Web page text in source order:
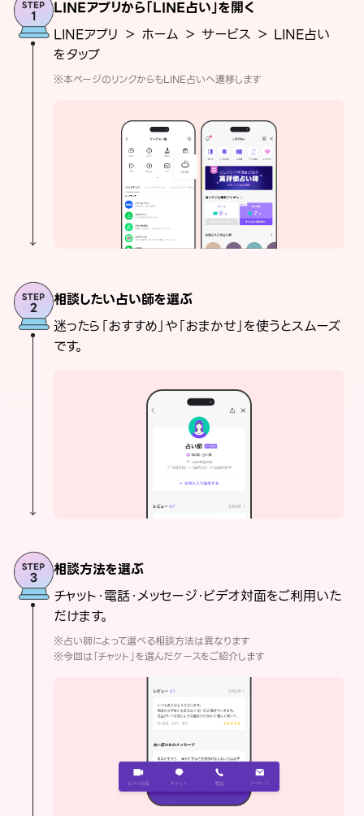
LINEアプリから「LINE占い」を開く
LINEアプリ ＞ ホーム ＞ サービス ＞ LINE占い
をタップ
※本ページのリンクからもLINE占いへ遷移します
相談したい占い師を選ぶ
迷ったら「おすすめ」や「おまかせ」を使うとスムーズ
です。
相談方法を選ぶ
チャット・電話・メッセージ・ビデオ対面をご利用いた
だけます。
※占い師によって選べる相談方法は異なります
※今回は「チャット」を選んだケースをご紹介します